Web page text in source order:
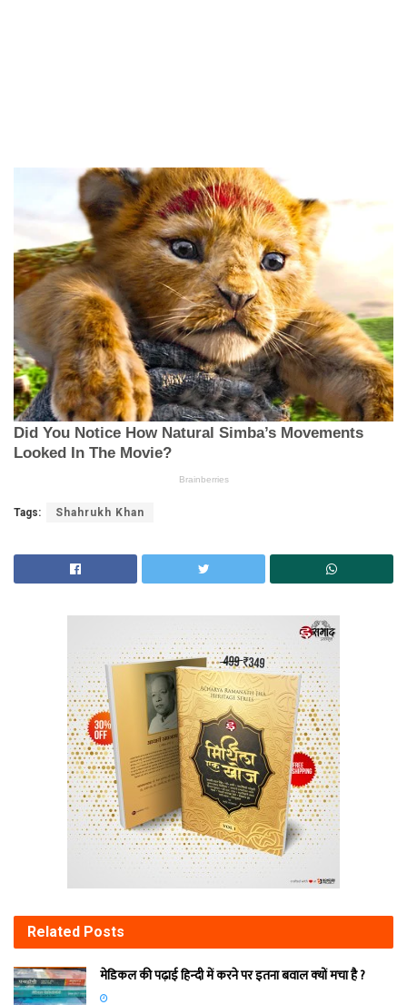
Tags: Shahrukh Khan
Related Posts
मेडिकल की पढ़ाई हिन्‍दी में करने पर इतना बवाल क्‍यों मचा है ?